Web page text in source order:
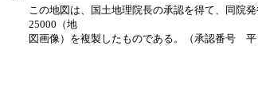
この地図は、国土地理院長の承認を得て、同院
25000（地
図画像）を複製したものである。（承認番号 平